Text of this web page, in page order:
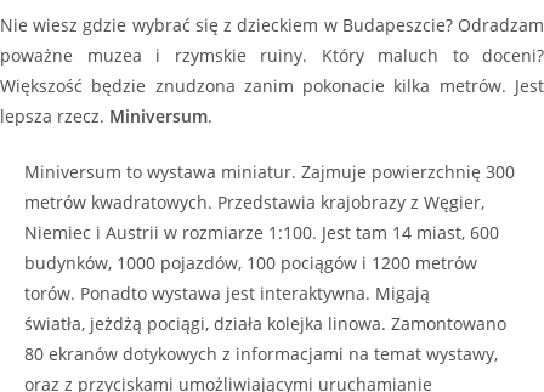
Nie wiesz gdzie wybrać się z dzieckiem w Budapeszcie? Odradzam
poważne muzea i rzymskie ruiny. Który maluch to doceni?
Większość będzie znudzona zanim pokonacie kilka metrów. Jest
lepsza rzecz. Miniversum.
Miniversum to wystawa miniatur. Zajmuje powierzchnię 300
metrów kwadratowych. Przedstawia krajobrazy z Węgier,
Niemiec i Austrii w rozmiarze 1:100. Jest tam 14 miast, 600
budynków, 1000 pojazdów, 100 pociągów i 1200 metrów
torów. Ponadto wystawa jest interaktywna. Migają
światła, jeżdżą pociągi, działa kolejka linowa. Zamontowano
80 ekranów dotykowych z informacjami na temat wystawy,
oraz z przyciskami umożliwiającymi uruchamianie